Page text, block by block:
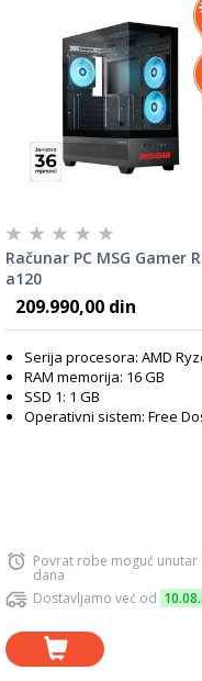
Računar PC MSG Gamer
a120
209.990,00 din
Serija procesora: AMD
RAM memorija: 16 GB
SSD 1: 1 GB
Operativni sistem: Free
Povrat robe moguć unutar
dana
Dostavljamo već od